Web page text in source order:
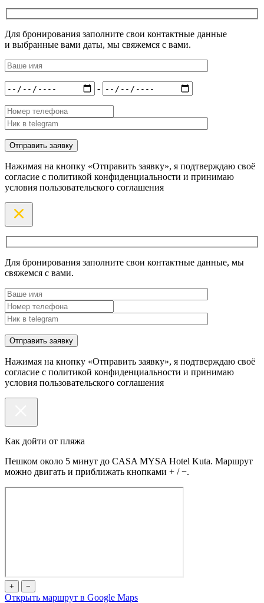
Для бронирования заполните свои контактные данные
и выбранные вами даты, мы свяжемся с вами.
-
Нажимая на кнопку «Отправить заявку», я подтверждаю своё
согласие с политикой конфиденциальности и принимаю
условия пользовательского соглашения
Для бронирования заполните свои контактные данные, мы
свяжемся с вами.
Нажимая на кнопку «Отправить заявку», я подтверждаю своё
согласие с политикой конфиденциальности и принимаю
условия пользовательского соглашения
Как дойти от пляжа
Пешком около 5 минут до CASA MYSA Hotel Kuta. Маршрут
можно двигать и приближать кнопками + / −.
+ −
Открыть маршрут в Google Maps